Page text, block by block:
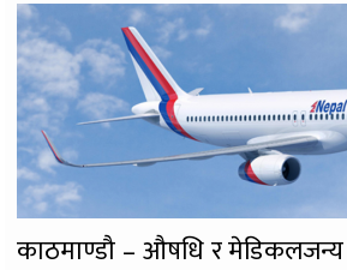
काठमाण्डौ – औषधि र